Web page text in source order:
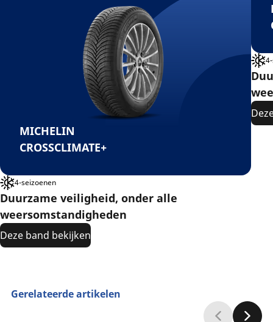
MICHELIN
CROSSCLIMATE+
4-seizoenen
Duurzame veiligheid, onder alle
weersomstandigheden
Deze band bekijken
Gerelateerde artikelen